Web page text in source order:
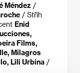
Méndez /
/ Střih
Enid
Films,
Milagros
Lili Urbina /